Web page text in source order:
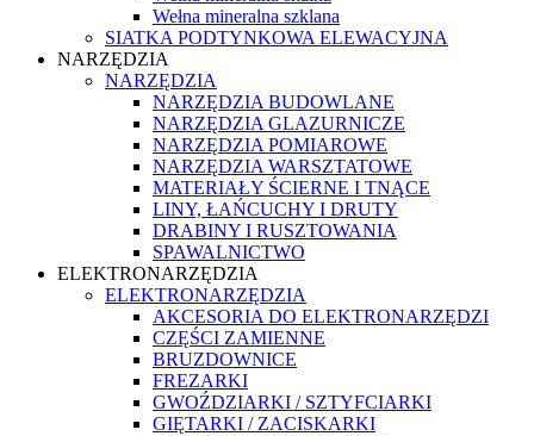
Wełna mineralna szklana
SIATKA PODTYNKOWA ELEWACYJNA
NARZĘDZIA
NARZĘDZIA
NARZĘDZIA BUDOWLANE
NARZĘDZIA GLAZURNICZE
NARZĘDZIA POMIAROWE
NARZĘDZIA WARSZTATOWE
MATERIAŁY ŚCIERNE I TNĄCE
LINY, ŁAŃCUCHY I DRUTY
DRABINY I RUSZTOWANIA
SPAWALNICTWO
ELEKTRONARZĘDZIA
ELEKTRONARZĘDZIA
AKCESORIA DO ELEKTRONARZĘDZI
CZĘŚCI ZAMIENNE
BRUZDOWNICE
FREZARKI
GWOŹDZIARKI / SZTYFCIARKI
GIĘTARKI / ZACISKARKI